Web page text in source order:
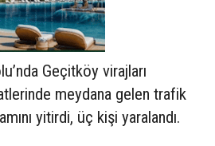
Geçitköy virajları
meydana gelen trafik
yitirdi, üç kişi yaralandı.